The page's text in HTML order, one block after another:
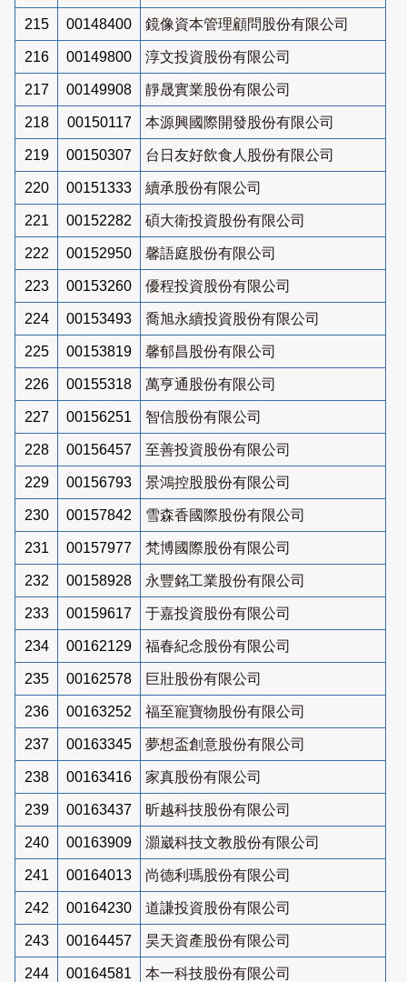
215 00148400 鏡像資本管理顧問股份有限公司
216 00149800 淳文投資股份有限公司
217 00149908 靜晟實業股份有限公司
218 00150117 本源興國際開發股份有限公司
219 00150307 台日友好飲食人股份有限公司
220 00151333 續承股份有限公司
221 00152282 碩大衛投資股份有限公司
222 00152950 馨語庭股份有限公司
223 00153260 優程投資股份有限公司
224 00153493 喬旭永續投資股份有限公司
225 00153819 馨郁昌股份有限公司
226 00155318 萬亨通股份有限公司
227 00156251 智信股份有限公司
228 00156457 至善投資股份有限公司
229 00156793 景鴻控股股份有限公司
230 00157842 雪森香國際股份有限公司
231 00157977 梵博國際股份有限公司
232 00158928 永豐銘工業股份有限公司
233 00159617 于嘉投資股份有限公司
234 00162129 福春紀念股份有限公司
235 00162578 巨壯股份有限公司
236 00163252 福至寵寶物股份有限公司
237 00163345 夢想盃創意股份有限公司
238 00163416 家真股份有限公司
239 00163437 昕越科技股份有限公司
240 00163909 灝崴科技文教股份有限公司
241 00164013 尚德利瑪股份有限公司
242 00164230 道謙投資股份有限公司
243 00164457 昊天資產股份有限公司
244 00164581 本一科技股份有限公司